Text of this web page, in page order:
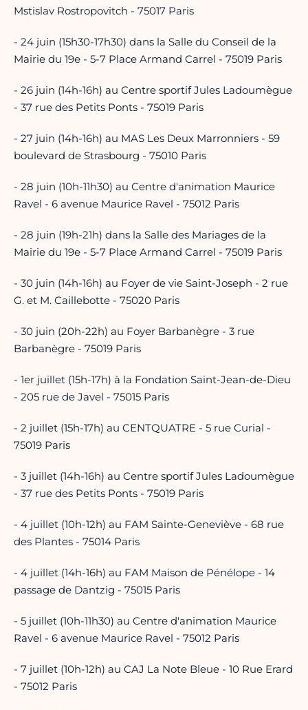
Mstislav Rostropovitch - 75017 Paris
- 24 juin (15h30-17h30) dans la Salle du Conseil de la
Mairie du 19e - 5-7 Place Armand Carrel - 75019 Paris
- 26 juin (14h-16h) au Centre sportif Jules Ladoumègue
- 37 rue des Petits Ponts - 75019 Paris
- 27 juin (14h-16h) au MAS Les Deux Marronniers - 59
boulevard de Strasbourg - 75010 Paris
- 28 juin (10h-11h30) au Centre d'animation Maurice
Ravel - 6 avenue Maurice Ravel - 75012 Paris
- 28 juin (19h-21h) dans la Salle des Mariages de la
Mairie du 19e - 5-7 Place Armand Carrel - 75019 Paris
- 30 juin (14h-16h) au Foyer de vie Saint-Joseph - 2 rue
G. et M. Caillebotte - 75020 Paris
- 30 juin (20h-22h) au Foyer Barbanègre - 3 rue
Barbanègre - 75019 Paris
- 1er juillet (15h-17h) à la Fondation Saint-Jean-de-Dieu
- 205 rue de Javel - 75015 Paris
- 2 juillet (15h-17h) au CENTQUATRE - 5 rue Curial -
75019 Paris
- 3 juillet (14h-16h) au Centre sportif Jules Ladoumègue
- 37 rue des Petits Ponts - 75019 Paris
- 4 juillet (10h-12h) au FAM Sainte-Geneviève - 68 rue
des Plantes - 75014 Paris
- 4 juillet (14h-16h) au FAM Maison de Pénélope - 14
passage de Dantzig - 75015 Paris
- 5 juillet (10h-11h30) au Centre d'animation Maurice
Ravel - 6 avenue Maurice Ravel - 75012 Paris
- 7 juillet (10h-12h) au CAJ La Note Bleue - 10 Rue Erard
- 75012 Paris